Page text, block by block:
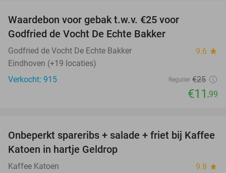
Waardebon voor gebak t.w.v. €25 voor
Godfried de Vocht De Echte Bakker
Godfried de Vocht De Echte Bakker 9.6 star
Eindhoven (+19 locaties)
Verkocht: 915
Regulier €25
€11 ,99
27%
Onbeperkt spareribs + salade + friet bij Kaffee
Katoen in hartje Geldrop
Kaffee Katoen 9.8 star